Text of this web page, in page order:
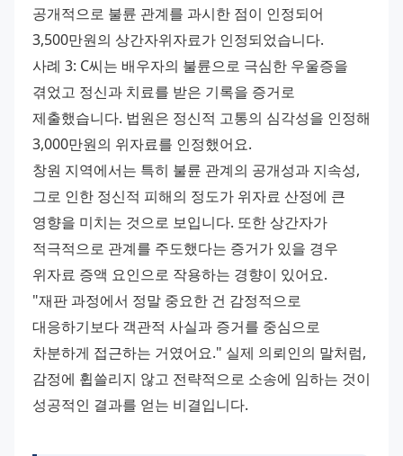
공개적으로 불륜 관계를 과시한 점이 인정되어
3,500만원의 상간자위자료가 인정되었습니다.
사례 3: C씨는 배우자의 불륜으로 극심한 우울증을
겪었고 정신과 치료를 받은 기록을 증거로
제출했습니다. 법원은 정신적 고통의 심각성을 인정해
3,000만원의 위자료를 인정했어요.
창원 지역에서는 특히 불륜 관계의 공개성과 지속성,
그로 인한 정신적 피해의 정도가 위자료 산정에 큰
영향을 미치는 것으로 보입니다. 또한 상간자가
적극적으로 관계를 주도했다는 증거가 있을 경우
위자료 증액 요인으로 작용하는 경향이 있어요.
"재판 과정에서 정말 중요한 건 감정적으로
대응하기보다 객관적 사실과 증거를 중심으로
차분하게 접근하는 거였어요." 실제 의뢰인의 말처럼,
감정에 휩쓸리지 않고 전략적으로 소송에 임하는 것이
성공적인 결과를 얻는 비결입니다.